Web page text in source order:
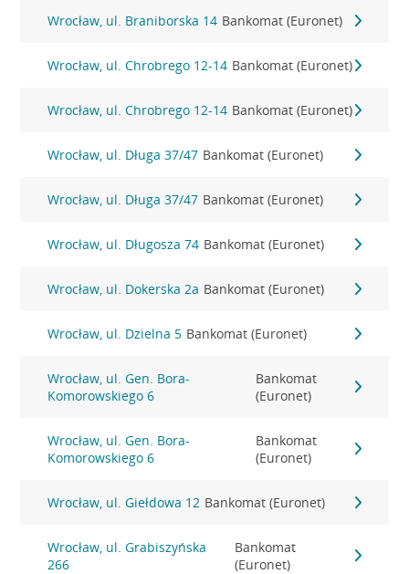
Wrocław, ul. Braniborska 14 Bankomat (Euronet)
Wrocław, ul. Chrobrego 12-14 Bankomat (Euronet)
Wrocław, ul. Chrobrego 12-14 Bankomat (Euronet)
Wrocław, ul. Długa 37/47 Bankomat (Euronet)
Wrocław, ul. Długa 37/47 Bankomat (Euronet)
Wrocław, ul. Długosza 74 Bankomat (Euronet)
Wrocław, ul. Dokerska 2a Bankomat (Euronet)
Wrocław, ul. Dzielna 5 Bankomat (Euronet)
Wrocław, ul. Gen. Bora-
Komorowskiego 6
Bankomat
(Euronet)
Wrocław, ul. Gen. Bora-
Komorowskiego 6
Bankomat
(Euronet)
Wrocław, ul. Giełdowa 12 Bankomat (Euronet)
Wrocław, ul. Grabiszyńska
266
Bankomat
(Euronet)